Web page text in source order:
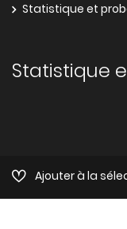
Statistique et
Statistique
Ajouter à la